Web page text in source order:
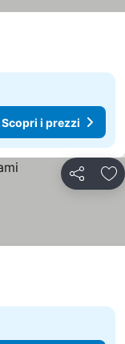
Scopri i prezzi
Condividi